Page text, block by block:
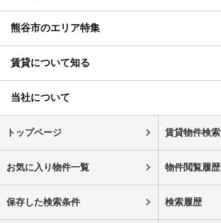
熊谷市のエリア特集
賃貸について知る
当社について
トップページ 賃貸物件検索
お気に入り物件一覧 物件閲覧履歴
保存した検索条件 検索履歴